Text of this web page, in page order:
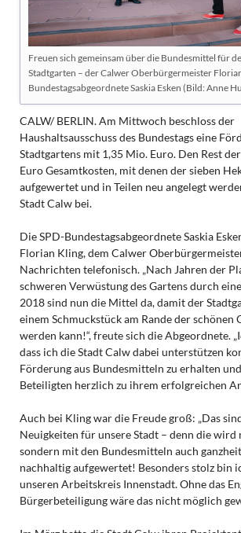
Freuen sich gemeinsam über die Bundesmittel für
Stadtgarten – der Calwer Oberbürgermeister
Bundestagsabgeordnete Saskia Esken (Bild: Anne
CALW/ BERLIN. Am Mittwoch beschloss der
Haushaltsausschuss des Bundestags eine
Stadtgartens mit 1,35 Mio. Euro. Den Rest
Euro Gesamtkosten, mit denen der sieben
aufgewertet und in Teilen neu angelegt
Stadt Calw bei.
Die SPD-Bundestagsabgeordnete Saskia
Florian Kling, dem Calwer
Nachrichten telefonisch. „Nach Jahren der
schweren Verwüstung des Gartens durch
2018 sind nun die Mittel da, damit der
einem Schmuckstück am Rande der
werden kann!“, freute sich die Abgeordnete.
dass ich die Stadt Calw dabei unterstützen
Förderung aus Bundesmitteln zu erhalten
Beteiligten herzlich zu ihrem erfolgreichen
Auch bei Kling war die Freude groß: „Das
Neuigkeiten für unsere Stadt – denn die wird
sondern mit den Bundesmitteln auch
nachhaltig aufgewertet! Besonders stolz bin
unseren Arbeitskreis Innenstadt. Ohne das
Bürgerbeteiligung wäre das nicht möglich